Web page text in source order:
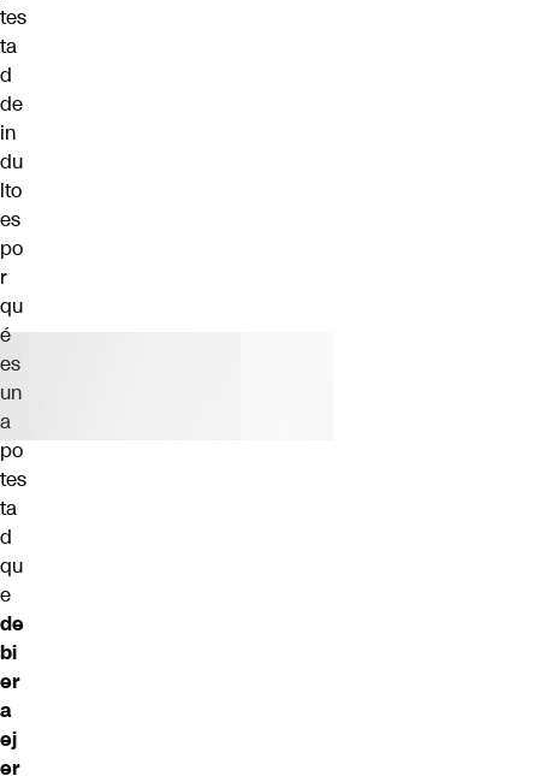
tes
ta
d
de
in
du
lto
es
po
r
qu
é
es
un
a
po
tes
ta
d
qu
e
de
bi
er
a
ej
er